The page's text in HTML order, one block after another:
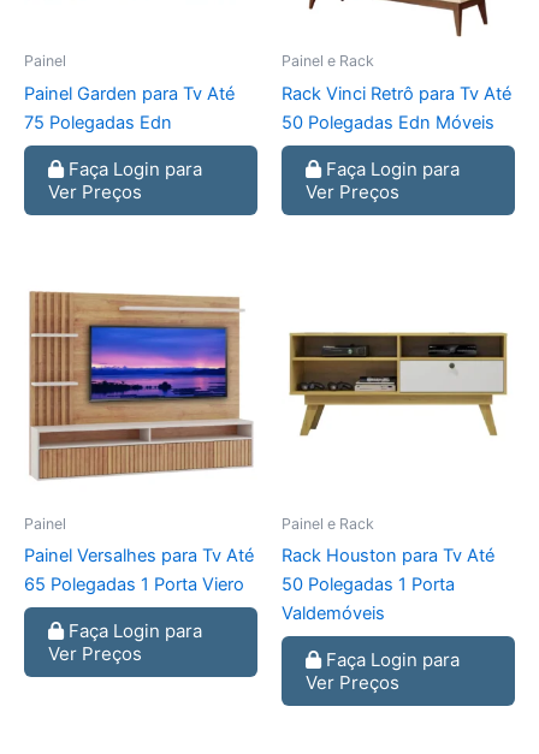
Painel
Painel Garden para Tv Até
75 Polegadas Edn
Faça Login para
Ver Preços
Painel e Rack
Rack Vinci Retrô para Tv Até
50 Polegadas Edn Móveis
Faça Login para
Ver Preços
Painel
Painel Versalhes para Tv Até
65 Polegadas 1 Porta Viero
Faça Login para
Ver Preços
Painel e Rack
Rack Houston para Tv Até
50 Polegadas 1 Porta
Valdemóveis
Faça Login para
Ver Preços